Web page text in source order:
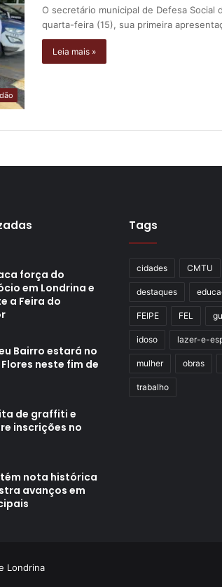
O secretário municipal de Defesa Social
quarta-feira (15), sua primeira
Leia mais »
força do
em Londrina e
a Feira do
Bairro estará no
neste fim de
de graffiti e
inscrições no
nota histórica
avanços em
Tags
cidades CMTU
destaques
FEIPE FEL
idoso lazer-e-
mulher obras
trabalho
Londrina